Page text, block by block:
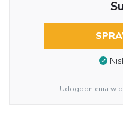
Udogodnienia w